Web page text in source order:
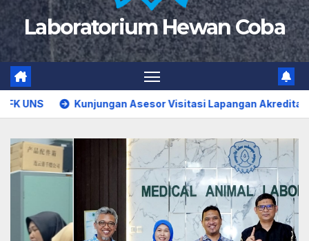
Laboratorium Hewan Coba
Asesor Visitasi Lapangan Akreditasi LAMPTKes